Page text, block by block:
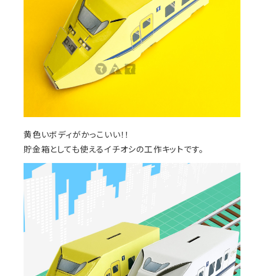
黄色いボディがかっこいい！！
貯金箱としても使えるイチオシの工作キットです。